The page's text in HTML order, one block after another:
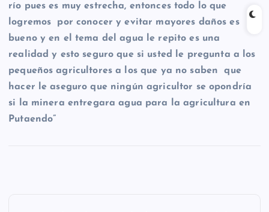
río pues es muy estrecha, entonces todo lo que
logremos por conocer y evitar mayores daños es
bueno y en el tema del agua le repito es una
realidad y esto seguro que si usted le pregunta a los
pequeños agricultores a los que ya no saben que
hacer le aseguro que ningún agricultor se opondría
si la minera entregara agua para la agricultura en
Putaendo”